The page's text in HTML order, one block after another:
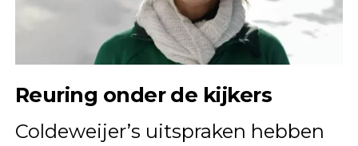
Reuring onder de kijkers
Coldeweijer’s uitspraken hebben